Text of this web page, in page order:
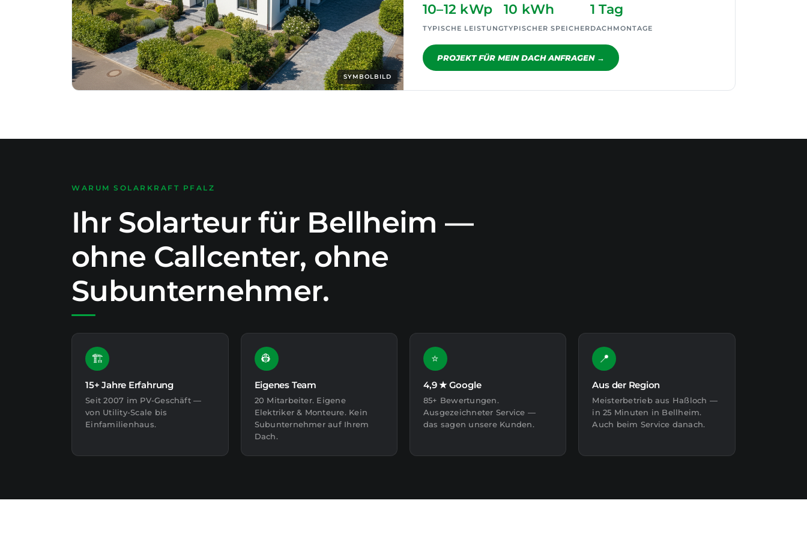
SYMBOLBILD
10–12 kWp
TYPISCHE LEISTUNG
10 kWh
TYPISCHER SPEICHER
1 Tag
DACHMONTAGE
PROJEKT FÜR MEIN DACH ANFRAGEN →
WARUM SOLARKRAFT PFALZ
Ihr Solarteur für Bellheim —
ohne Callcenter, ohne
Subunternehmer.
🏗️
15+ Jahre Erfahrung
Seit 2007 im PV-Geschäft —
von Utility-Scale bis
Einfamilienhaus.
👷
Eigenes Team
20 Mitarbeiter. Eigene
Elektriker & Monteure. Kein
Subunternehmer auf Ihrem
Dach.
⭐
4,9 ★ Google
85+ Bewertungen.
Ausgezeichneter Service —
das sagen unsere Kunden.
📍
Aus der Region
Meisterbetrieb aus Haßloch —
in 25 Minuten in Bellheim.
Auch beim Service danach.